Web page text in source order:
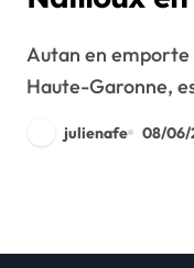
Autan en emporte le vin, située à Nailloux en
Haute-Garonne,
julienafe 08/06/